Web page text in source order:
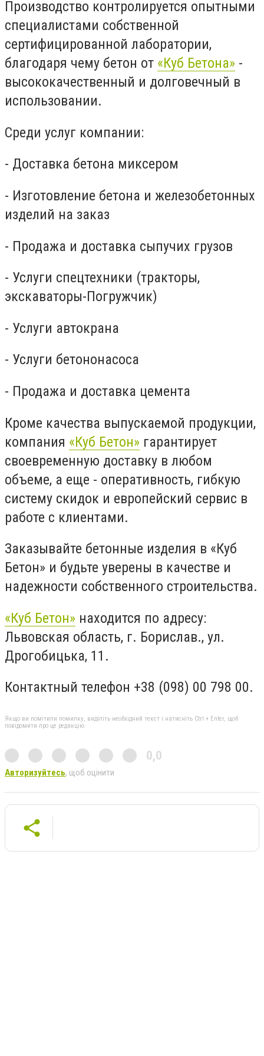
Производство контролируется опытными
специалистами собственной
сертифицированной лаборатории,
благодаря чему бетон от «Куб Бетона» -
высококачественный и долговечный в
использовании.
Среди услуг компании:
- Доставка бетона миксером
- Изготовление бетона и железобетонных
изделий на заказ
- Продажа и доставка сыпучих грузов
- Услуги спецтехники (тракторы,
экскаваторы-Погружчик)
- Услуги автокрана
- Услуги бетононасоса
- Продажа и доставка цемента
Кроме качества выпускаемой продукции,
компания «Куб Бетон» гарантирует
своевременную доставку в любом
объеме, а еще - оперативность, гибкую
систему скидок и европейский сервис в
работе с клиентами.
Заказывайте бетонные изделия в «Куб
Бетон» и будьте уверены в качестве и
надежности собственного строительства.
«Куб Бетон» находится по адресу:
Львовская область, г. Борислав., ул.
Дрогобицька, 11.
Контактный телефон +38 (098) 00 798 00.
Якщо ви помітили помилку, виділіть необхідний текст і натисніть Ctrl + Enter, щоб
повідомити про це редакцію
0,0
Авторизуйтесь, щоб оцінити